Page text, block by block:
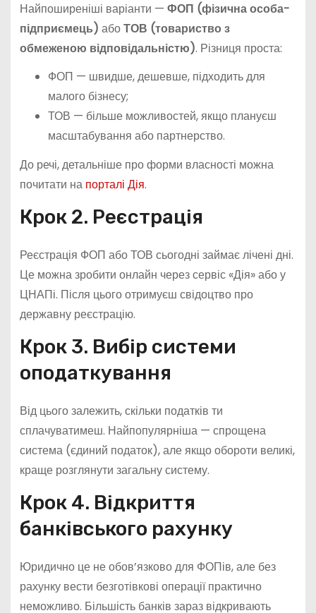
Найпоширеніші варіанти — ФОП (фізична особа-
підприємець) абоТОВ (товариство з
обмеженою відповідальністю). Різниця проста:
ФОП — швидше, дешевше, підходить для
малого бізнесу;
ТОВ — більше можливостей, якщо плануєш
масштабування або партнерство.
До речі, детальніше про форми власності можна
почитати на порталі Дія.
Крок 2. Реєстрація
Реєстрація ФОП або ТОВ сьогодні займає лічені дні.
Це можна зробити онлайн через сервіс «Дія» або у
ЦНАПі. Після цього отримуєш свідоцтво про
державну реєстрацію.
Крок 3. Вибір системи
оподаткування
Від цього залежить, скільки податків ти
сплачуватимеш. Найпопулярніша — спрощена
система (єдиний податок), але якщо обороти великі,
краще розглянути загальну систему.
Крок 4. Відкриття
банківського рахунку
Юридично це не обов’язково для ФОПів, але без
рахунку вести безготівкові операції практично
неможливо. Більшість банків зараз відкривають